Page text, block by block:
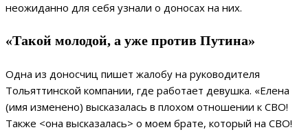
неожиданно для себя узнали о доносах на них.
«Такой молодой, а уже против Путина»
Одна из доносчиц пишет жалобу на руководителя
Тольяттинской компании, где работает девушка. «Елена
(имя изменено) высказалась в плохом отношении к СВО!
Также <она высказалась> о моем брате, который на СВО!